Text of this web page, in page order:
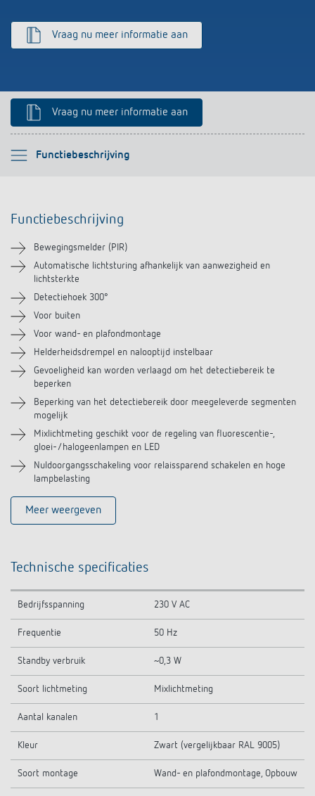
voordelig schakelen
Vraag nu meer informatie aan
Vraag nu meer informatie aan
Functiebeschrijving
Selecteer alstublieft
Technische informatie
Downloads
Accessoires
Soortgelijke producten
Functiebeschrijving
Bewegingsmelder (PIR)
Automatische lichtsturing afhankelijk van aanwezigheid en
lichtsterkte
Detectiehoek 300°
Voor buiten
Voor wand- en plafondmontage
Helderheidsdrempel en nalooptijd instelbaar
Gevoeligheid kan worden verlaagd om het detectiebereik te
beperken
Beperking van het detectiebereik door meegeleverde segmenten
mogelijk
Mixlichtmeting geschikt voor de regeling van fluorescentie-,
gloei-/halogeenlampen en LED
Nuldoorgangsschakeling voor relaissparend schakelen en hoge
lampbelasting
Meer weergeven
Technische specificaties
Bedrijfsspanning 230 V AC
Frequentie 50 Hz
Standby verbruik ~0,3 W
Soort lichtmeting Mixlichtmeting
Aantal kanalen 1
Kleur Zwart (vergelijkbaar RAL 9005)
Soort montage Wand- en plafondmontage, Opbouw